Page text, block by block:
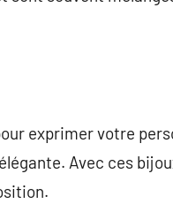
exprimer votre
Avec ces